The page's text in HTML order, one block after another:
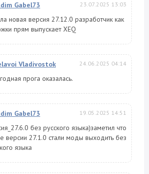
Gabel73 23.07.2025 13:03
новая версия 27.12.0 разработчик как
прям выпускает XEQ
Vladivostok 24.06.2025 04:14
прога оказалась.
Gabel73 19.05.2025 14:51
без русского языка)заметил что
версии 27.1.0 стали моды выходить без
языка